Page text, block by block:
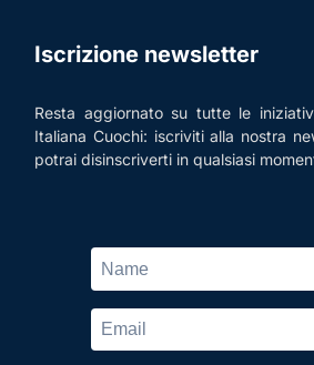
Iscrizione newsletter
Resta aggiornato su tutte le
Italiana Cuochi: iscriviti alla nostra
potrai disinscriverti in qualsiasi